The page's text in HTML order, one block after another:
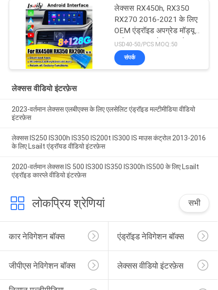
लेक्सस RX450h, RX350
RX270 2016-2021 के लिए
OEM एंड्रॉइड अपग्रेड मॉड्यूल
एकीकरण वायरलेस कारप्ले,
एंड्रॉइड ऑटो, यूट्यूब,
नेटफ्लिक्स
USD40-50/PCS MOQ:50
संपर्क
लेक्सस वीडियो इंटरफ़ेस
2023-वर्तमान लेक्सस एलबीएक्स के लिए एलसेलिट एंड्रॉइड मल्टीमीडिया वीडियो
इंटरफ़ेस
लेक्सस IS250 IS300h IS350 IS200t IS300 IS माउस कंट्रोल 2013-2016
के लिए Lsailt एंड्रॉयड वीडियो इंटरफ़ेस
2020-वर्तमान लेक्सस IS 500 IS300 IS350 IS300h IS500 के लिए Lsailt
एंड्रॉइड कारप्ले वीडियो इंटरफ़ेस
लोकप्रिय श्रेणियां सभी
कार नेविगेशन बॉक्स एंड्रॉइड नेविगेशन बॉक्स
जीपीएस नेविगेशन बॉक्स लेक्सस वीडियो इंटरफ़ेस